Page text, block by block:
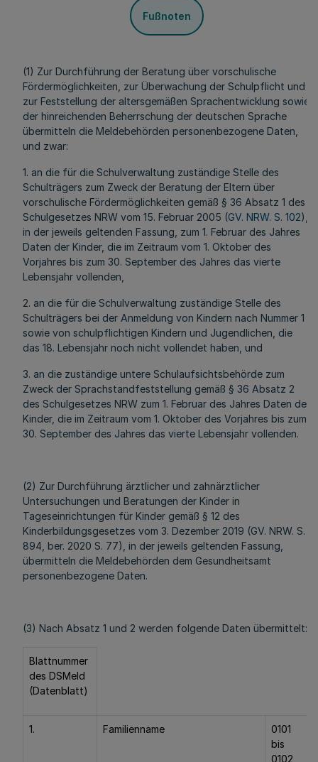
Fußnoten
(1) Zur Durchführung der Beratung über vorschulische
Fördermöglichkeiten, zur Überwachung der Schulpflicht und
zur Feststellung der altersgemäßen Sprachentwicklung sowie
der hinreichenden Beherrschung der deutschen Sprache
übermitteln die Meldebehörden personenbezogene Daten,
und zwar:
1. an die für die Schulverwaltung zuständige Stelle des
Schulträgers zum Zweck der Beratung der Eltern über
vorschulische Fördermöglichkeiten gemäß § 36 Absatz 1 des
Schulgesetzes NRW vom 15. Februar 2005 (GV. NRW. S. 102),
in der jeweils geltenden Fassung, zum 1. Februar des Jahres
Daten der Kinder, die im Zeitraum vom 1. Oktober des
Vorjahres bis zum 30. September des Jahres das vierte
Lebensjahr vollenden,
2. an die für die Schulverwaltung zuständige Stelle des
Schulträgers bei der Anmeldung von Kindern nach Nummer 1
sowie von schulpflichtigen Kindern und Jugendlichen, die
das 18. Lebensjahr noch nicht vollendet haben, und
3. an die zuständige untere Schulaufsichtsbehörde zum
Zweck der Sprachstandfeststellung gemäß § 36 Absatz 2
des Schulgesetzes NRW zum 1. Februar des Jahres Daten der
Kinder, die im Zeitraum vom 1. Oktober des Vorjahres bis zum
30. September des Jahres das vierte Lebensjahr vollenden.
(2) Zur Durchführung ärztlicher und zahnärztlicher
Untersuchungen und Beratungen der Kinder in
Tageseinrichtungen für Kinder gemäß § 12 des
Kinderbildungsgesetzes vom 3. Dezember 2019 (GV. NRW. S.
894, ber. 2020 S. 77), in der jeweils geltenden Fassung,
übermitteln die Meldebehörden dem Gesundheitsamt
personenbezogene Daten.
(3) Nach Absatz 1 und 2 werden folgende Daten übermittelt:
Blattnummer
des DSMeld
(Datenblatt)
1. Familienname
0101
bis
0102,